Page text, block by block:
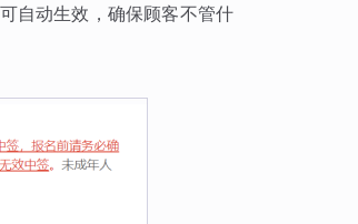
自动生效，确保顾客不管什